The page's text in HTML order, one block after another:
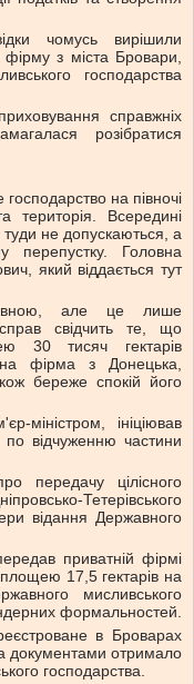
чомусь вирішили
фірму з міста Бровари,
господарства
справжніх
розібратися
господарство на півночі
територія. Всередині
туди не допускаються, а
перепустку. Головна
який віддається тут
але це лише
свідчить те, що
30 тисяч гектарів
фірма з Донецька,
береже спокій його
міністром, ініціював
по відчуженню частини
передачу цілісного
Тетерівського
відання Державного
приватній фірмі
17,5 гектарів на
мисливського
формальностей.
в Броварах
документами отримало
господарства.